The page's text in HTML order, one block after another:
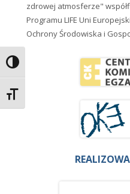
Przełącz wysoki kontrast
Zmień rozmiar czcionek
zdrowej atmosferze"
Programu LIFE Uni
Ochrony Środowiska i